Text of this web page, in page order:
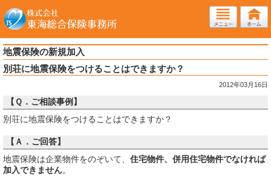
地震保険の新規加入
別荘に地震保険をつけることはできますか？
2012年03月16日
【Ｑ．ご相談事例】
別荘に地震保険をつけることはできますか？
【Ａ．ご回答】
地震保険は企業物件をのぞいて、 住宅物件、併用住宅物件でなければ
加入できません。